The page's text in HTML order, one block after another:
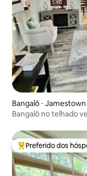
Bangalô ⋅ Jamestown
Bangalô no telhado
Entre os melhores
Preferido dos